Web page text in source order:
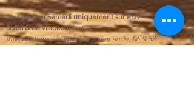
Du Lundi au Samedi uniquement sur RDV
06/83 & en visioconférence
Interventions à domicile sur demande, 06 & 83.